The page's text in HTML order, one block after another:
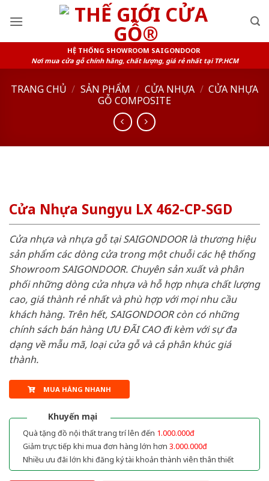
HỆ THỐNG SHOWROOM SAIGONDOOR
Nơi mua cửa gỗ chính hãng, chất lượng, giá rẻ nhất tại TP.HCM
TRANG CHỦ / SẢN PHẨM / CỬA NHỰA / CỬA NHỰA
GỖ COMPOSITE
Cửa Nhựa Sungyu LX 462-CP-SGD
Cửa nhựa và nhựa gỗ tại SAIGONDOOR là thương hiệu
sản phẩm các dòng cửa trong một chuỗi các hệ thống
Showroom SAIGONDOOR. Chuyên sản xuất và phân
phối những dòng cửa nhựa và hỗ hợp nhựa chất lượng
cao, giá thành rẻ nhất và phù hợp với mọi nhu cầu
khách hàng. Trên hết, SAIGONDOOR còn có những
chính sách bán hàng ƯU ĐÃI CAO đi kèm với sự đa
dạng về mẫu mã, loại cửa gỗ và cả phân khúc giá
thành.
MUA HÀNG NHANH
Khuyến mại
Quà tặng đồ nội thất trang trí lên đến 1.000.000đ
Giảm trực tiếp khi mua đơn hàng lớn hơn 3.000.000đ
Nhiều ưu đãi lớn khi đăng ký tài khoản thành viên thân thiết